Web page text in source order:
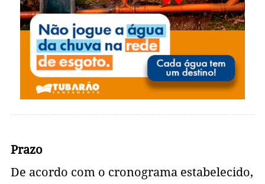
Prazo
De acordo com o cronograma estabelecido,